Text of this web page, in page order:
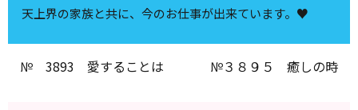
天上界の家族と共に、今のお仕事が出来ています。♥
№ 3893 愛することは №３８９５ 癒しの時